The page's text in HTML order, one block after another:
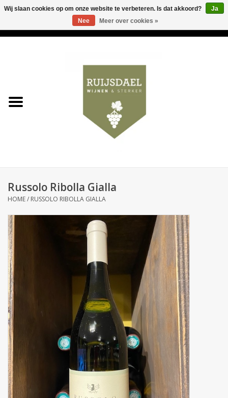
& sterker
Contact
Relatiegeschenken
Russolo Ribolla Gialla
HOME/ RUSSOLO RIBOLLA GIALLA
Wij slaan cookies op om onze website te verbeteren. Is dat akkoord?
Ja
Nee
Meer over cookies »